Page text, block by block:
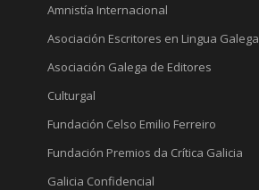
Amnistía Internacional
Asociación Escritores en Lingua Galega
Asociación Galega de Editores
Culturgal
Fundación Celso Emilio Ferreiro
Fundación Premios da Crítica Galicia
Galicia Confidencial